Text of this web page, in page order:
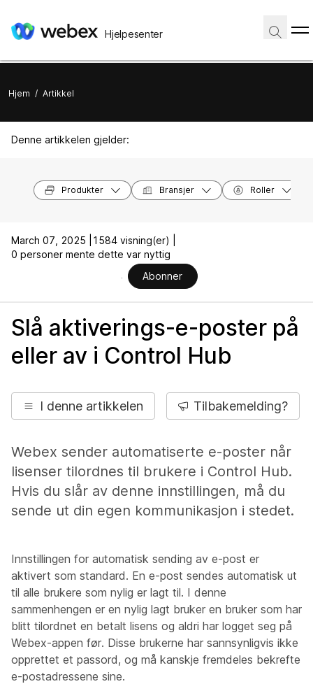
Hjelpesenter
Hjem / Artikkel
Denne artikkelen gjelder:
Produkter Bransjer Roller
March 07, 2025 |
1584 visning(er) |
0 personer mente dette var nyttig
Abonner
Slå aktiverings-e-poster på
eller av i Control Hub
I denne artikkelen Tilbakemelding?
Webex sender automatiserte e-poster når
lisenser tilordnes til brukere i Control Hub.
Hvis du slår av denne innstillingen, må du
sende ut din egen kommunikasjon i stedet.
Innstillingen for automatisk sending av e-post er
aktivert som standard. En e-post sendes automatisk ut
til alle brukere som nylig er lagt til. I denne
sammenhengen er en nylig lagt bruker en bruker som har
blitt tilordnet en betalt lisens og aldri har logget seg på
Webex-appen før. Disse brukerne har sannsynligvis ikke
opprettet et passord, og må kanskje fremdeles bekrefte
e-postadressene sine.